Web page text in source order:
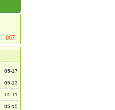
007
05-17
05-13
05-11
05-15